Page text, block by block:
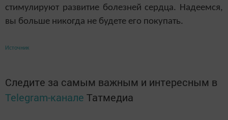
стимулируют развитие болезней сердца. Надеемся,
вы больше никогда не будете его покупать.
Источник
Следите за самым важным и интересным в
Telegram-канале Татмедиа